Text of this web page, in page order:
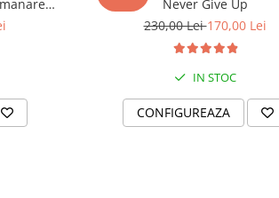
Never Give Up
230,00 Lei170,00 Lei
IN STOC
CONFIGUREAZA